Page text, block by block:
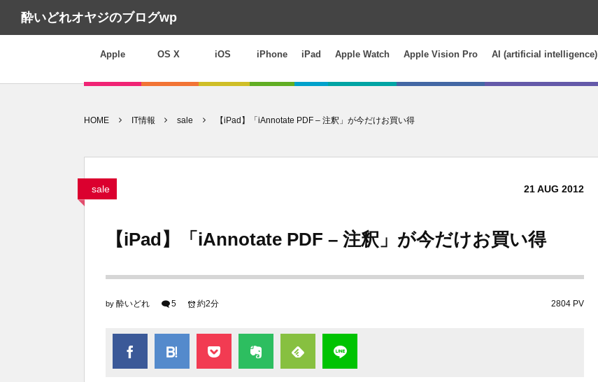
酔いどれオヤジのブログwp
Apple OS X iOS iPhone iPad Apple Watch Apple Vision Pro AI (artificial intelligence)
HOME IT情報 sale 【iPad】「iAnnotate PDF – 注釈」が今だけお買い得
sale 21AUG 2012
【iPad】「iAnnotate PDF – 注釈」が今だけお買い得
by 酔いどれ 5 2804 PV
約2分